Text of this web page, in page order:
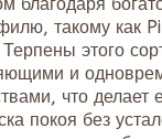
такому как
этого
и
что делает
покоя без